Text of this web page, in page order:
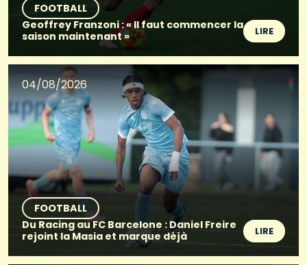
FOOTBALL
Geoffrey Franzoni : « Il faut commencer la
saison maintenant »
LIRE
04/08/2026
FOOTBALL
Du Racing au FC Barcelone : Daniel Freire
rejoint la Masia et marque déjà
LIRE